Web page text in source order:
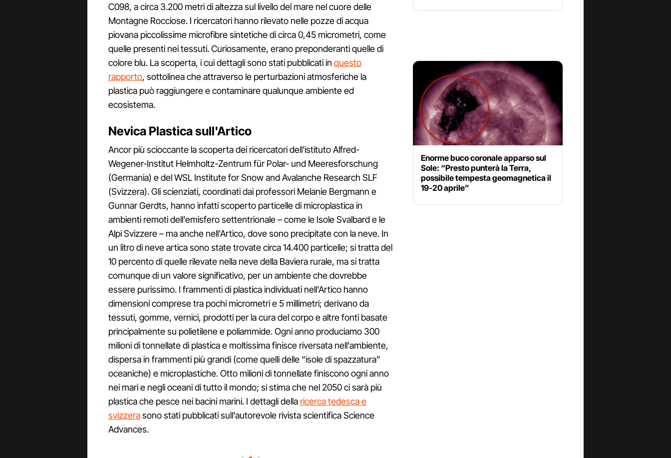
C098, a circa 3.200 metri di altezza sul livello del mare nel cuore delle
Montagne Rocciose. I ricercatori hanno rilevato nelle pozze di acqua
piovana piccolissime microfibre sintetiche di circa 0,45 micrometri, come
quelle presenti nei tessuti. Curiosamente, erano preponderanti quelle di
colore blu. La scoperta, i cui dettagli sono stati pubblicati in questo
rapporto, sottolinea che attraverso le perturbazioni atmosferiche la
plastica può raggiungere e contaminare qualunque ambiente ed
ecosistema.
Nevica Plastica sull'Artico
Ancor più scioccante la scoperta dei ricercatori dell'istituto Alfred-
Wegener-Institut Helmholtz-Zentrum für Polar- und Meeresforschung
(Germania) e del WSL Institute for Snow and Avalanche Research SLF
(Svizzera). Gli scienziati, coordinati dai professori Melanie Bergmann e
Gunnar Gerdts, hanno infatti scoperto particelle di microplastica in
ambienti remoti dell'emisfero settentrionale – come le Isole Svalbard e le
Alpi Svizzere – ma anche nell'Artico, dove sono precipitate con la neve. In
un litro di neve artica sono state trovate circa 14.400 particelle; si tratta del
10 percento di quelle rilevate nella neve della Baviera rurale, ma si tratta
comunque di un valore significativo, per un ambiente che dovrebbe
essere purissimo. I frammenti di plastica individuati nell'Artico hanno
dimensioni comprese tra pochi micrometri e 5 millimetri; derivano da
tessuti, gomme, vernici, prodotti per la cura del corpo e altre fonti basate
principalmente su polietilene e poliammide. Ogni anno produciamo 300
milioni di tonnellate di plastica e moltissima finisce riversata nell'ambiente,
dispersa in frammenti più grandi (come quelli delle “isole di spazzatura”
oceaniche) e microplastiche. Otto milioni di tonnellate finiscono ogni anno
nei mari e negli oceani di tutto il mondo; si stima che nel 2050 ci sarà più
plastica che pesce nei bacini marini. I dettagli della ricerca tedesca e
svizzerasono stati pubblicati sull'autorevole rivista scientifica Science
Advances.
Enorme buco coronale apparso sul
Sole: “Presto punterà la Terra,
possibile tempesta geomagnetica il
19-20 aprile”